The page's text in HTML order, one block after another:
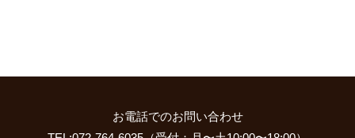
お電話でのお問い合わせ